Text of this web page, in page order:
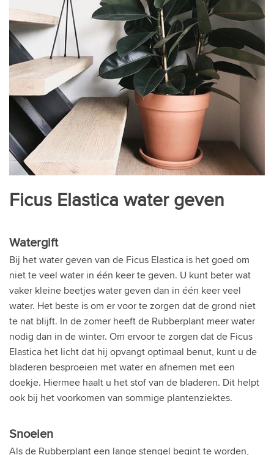
Ficus Elastica water geven
Watergift
Bij het water geven van de Ficus Elastica is het goed om
niet te veel water in één keer te geven. U kunt beter wat
vaker kleine beetjes water geven dan in één keer veel
water. Het beste is om er voor te zorgen dat de grond niet
te nat blijft. In de zomer heeft de Rubberplant meer water
nodig dan in de winter. Om ervoor te zorgen dat de Ficus
Elastica het licht dat hij opvangt optimaal benut, kunt u de
bladeren besproeien met water en afnemen met een
doekje. Hiermee haalt u het stof van de bladeren. Dit helpt
ook bij het voorkomen van sommige plantenziektes.
Snoeien
Als de Rubberplant een lange stengel begint te worden,